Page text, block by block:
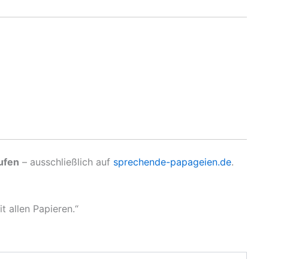
– ausschließlich auf sprechende-papageien.de.
allen Papieren.“